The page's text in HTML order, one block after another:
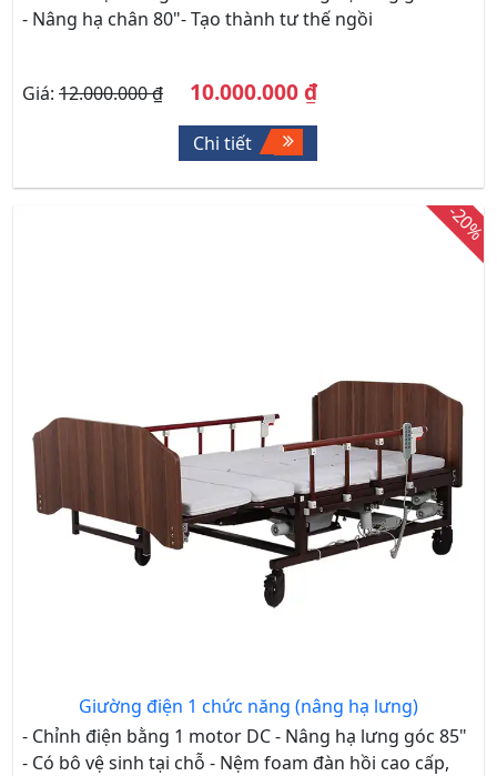
- Nâng hạ chân 80"- Tạo thành tư thế ngồi
Giá: 12.000.000 ₫ 10.000.000 ₫
Chi tiết
-20%
Giường điện 1 chức năng (nâng hạ lưng)
- Chỉnh điện bằng 1 motor DC - Nâng hạ lưng góc 85"
- Có bô vệ sinh tại chỗ - Nệm foam đàn hồi cao cấp,